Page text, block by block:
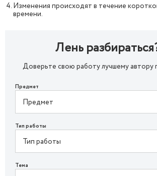
Изменения происходят в течение
времени.
Лень
Доверьте свою работу лучшему автору
Предмет
Тип работы
Тема